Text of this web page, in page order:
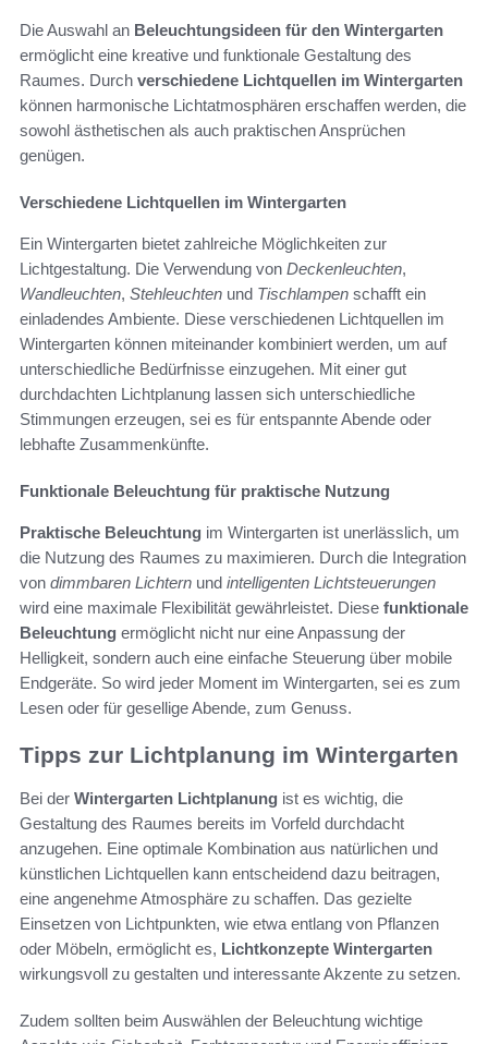
Die Auswahl an Beleuchtungsideen für den Wintergarten
ermöglicht eine kreative und funktionale Gestaltung des
Raumes. Durch verschiedene Lichtquellen im Wintergarten
können harmonische Lichtatmosphären erschaffen werden, die
sowohl ästhetischen als auch praktischen Ansprüchen
genügen.
Verschiedene Lichtquellen im Wintergarten
Ein Wintergarten bietet zahlreiche Möglichkeiten zur
Lichtgestaltung. Die Verwendung von Deckenleuchten,
Wandleuchten, Stehleuchten und Tischlampen schafft ein
einladendes Ambiente. Diese verschiedenen Lichtquellen im
Wintergarten können miteinander kombiniert werden, um auf
unterschiedliche Bedürfnisse einzugehen. Mit einer gut
durchdachten Lichtplanung lassen sich unterschiedliche
Stimmungen erzeugen, sei es für entspannte Abende oder
lebhafte Zusammenkünfte.
Funktionale Beleuchtung für praktische Nutzung
Praktische Beleuchtung im Wintergarten ist unerlässlich, um
die Nutzung des Raumes zu maximieren. Durch die Integration
von dimmbaren Lichtern und intelligenten Lichtsteuerungen
wird eine maximale Flexibilität gewährleistet. Diese funktionale
Beleuchtung ermöglicht nicht nur eine Anpassung der
Helligkeit, sondern auch eine einfache Steuerung über mobile
Endgeräte. So wird jeder Moment im Wintergarten, sei es zum
Lesen oder für gesellige Abende, zum Genuss.
Tipps zur Lichtplanung im Wintergarten
Bei der Wintergarten Lichtplanung ist es wichtig, die
Gestaltung des Raumes bereits im Vorfeld durchdacht
anzugehen. Eine optimale Kombination aus natürlichen und
künstlichen Lichtquellen kann entscheidend dazu beitragen,
eine angenehme Atmosphäre zu schaffen. Das gezielte
Einsetzen von Lichtpunkten, wie etwa entlang von Pflanzen
oder Möbeln, ermöglicht es, Lichtkonzepte Wintergarten
wirkungsvoll zu gestalten und interessante Akzente zu setzen.
Zudem sollten beim Auswählen der Beleuchtung wichtige